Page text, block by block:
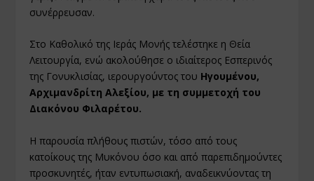
συνέρρευσαν.
Στο Καθολικό της Ιεράς Μονής τελέστηκε η Θεία
Λειτουργία, ενώ ακολούθησε ο ιδιαίτερος Εσπερινός
της Γονυκλισίας, ιερουργούντος του Ηγουμένου,
Αρχιμανδρίτη Αλεξίου, με τη συμμετοχή του
Διακόνου Φιλαρέτου.
Η παρουσία πλήθους πιστών, τόσο από τους
κατοίκους της Μυκόνου όσο και από παρεπιδημούντες
προσκυνητές, ήταν εντυπωσιακή, αναδεικνύοντας τη